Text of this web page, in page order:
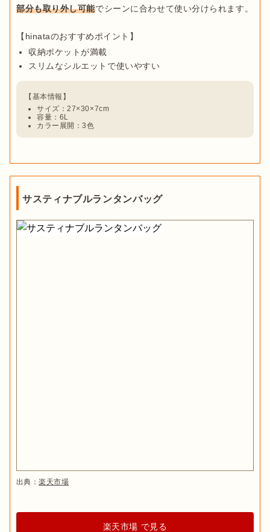
部分も取り外し可能でシーンに合わせて使い分けられます。
収納ポケットが満載
スリムなシルエットで使いやすい
サイズ：27×30×7cm
容量：6L
カラー展開：3色
サスティナブルランタンバッグ
出典：楽天市場
楽天市場 で見る